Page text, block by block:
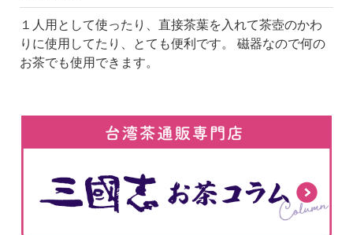
１人用として使ったり、直接茶葉を入れて茶壺のかわ
りに使用してたり、とても便利です。 磁器なので何の
お茶でも使用できます。